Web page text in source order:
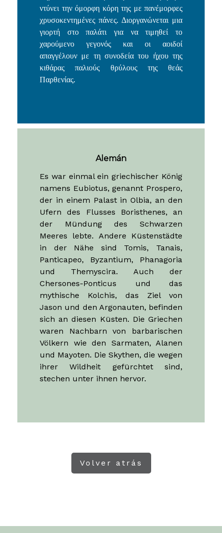
χαρούμενο γεγονός και οι αοιδοί
απαγγέλουν με τη συνοδεία του ήχου της
κιθάρας παλιούς θρύλους της θεάς
Παρθενίας.
Alemán
der in einem Palast in Olbia, an den
Ufern des Flusses Boristhenes, an
der Mündung des Schwarzen
Meeres lebte. Andere Küstenstädte
in der Nähe sind Tomis, Tanais,
Panticapeo, Byzantium, Phanagoria
und Themyscira. Auch der
Chersones-Ponticus und das
mythische Kolchis, das Ziel von
Jason und den Argonauten, befinden
sich an diesen Küsten. Die Griechen
waren Nachbarn von barbarischen
Völkern wie den Sarmaten, Alanen
und Mayoten. Die Skythen, die wegen
ihrer Wildheit gefürchtet sind,
stechen unter ihnen hervor.
Volver atrás